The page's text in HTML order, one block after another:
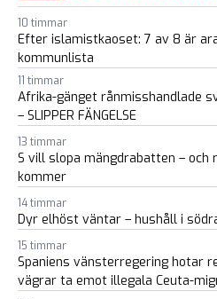
10 timmar
Efter islamistkaoset: 7 av 8 är
kommunlista
11 timmar
Afrika-gänget rånmisshandlade
– SLIPPER FÄNGELSE
13 timmar
S vill slopa mängdrabatten – och
kommer
14 timmar
Dyr elhöst väntar – hushåll i
15 timmar
Spaniens vänsterregering hotar
vägrar ta emot illegala Ceuta-